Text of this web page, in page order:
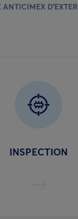
ANTICIMEX
INSPECTION